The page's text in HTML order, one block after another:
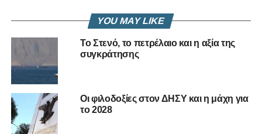
βγάζοντας τηνθαθάρα, όπως λέμε τσατσάραοι
οικονομικών να καλύψεις τα δημοσιονομικά
ελλείμματα;
Γράπωσε αυτούς που ενέχονται στις
ατασθαλίες , δήμευσε την περιουσία τους και ρίξε τα όλα
διαδικασίες και είμαστε σε ευνομούμενο κράτος. Χα, χα.
Τότε πληρώστε και σκάστε.
YOU MAY LIKE
Το Στενό, το πετρέλαιο και η αξία της
συγκράτησης
Οι φιλοδοξίες στον ΔΗΣΥ και η μάχη για
το 2028